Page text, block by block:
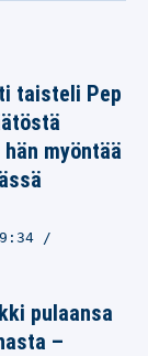
taisteli Pep
myöntää
pulaansa
–